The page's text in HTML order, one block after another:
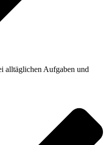
alltäglichen Aufgaben und